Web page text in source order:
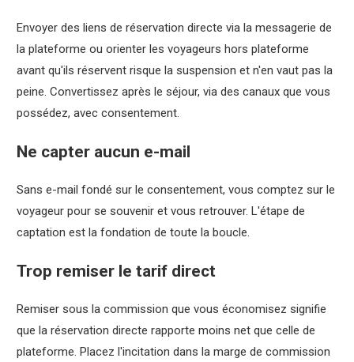
Envoyer des liens de réservation directe via la messagerie de
la plateforme ou orienter les voyageurs hors plateforme
avant qu'ils réservent risque la suspension et n'en vaut pas la
peine. Convertissez après le séjour, via des canaux que vous
possédez, avec consentement.
Ne capter aucun e-mail
Sans e-mail fondé sur le consentement, vous comptez sur le
voyageur pour se souvenir et vous retrouver. L'étape de
captation est la fondation de toute la boucle.
Trop remiser le tarif direct
Remiser sous la commission que vous économisez signifie
que la réservation directe rapporte moins net que celle de
plateforme. Placez l'incitation dans la marge de commission